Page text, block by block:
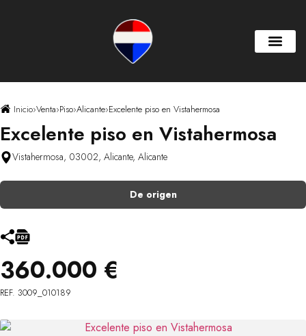
Inicio›Venta›Piso›Alicante›Excelente piso en Vistahermosa
Excelente piso en Vistahermosa
Vistahermosa, 03002, Alicante, Alicante
De origen
360.000 €
REF. 3009_010189